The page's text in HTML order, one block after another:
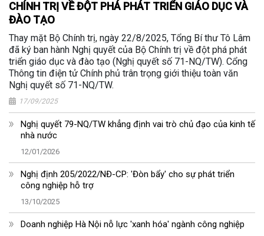
CHÍNH TRỊ VỀ ĐỘT PHÁ PHÁT TRIỂN GIÁO DỤC VÀ
ĐÀO TẠO
Thay mặt Bộ Chính trị, ngày 22/8/2025, Tổng Bí thư Tô Lâm
đã ký ban hành Nghị quyết của Bộ Chính trị về đột phá phát
triển giáo dục và đào tạo (Nghị quyết số 71-NQ/TW). Cổng
Thông tin điện tử Chính phủ trân trọng giới thiệu toàn văn
Nghị quyết số 71-NQ/TW.
17/09/2025
Nghị quyết 79-NQ/TW khẳng định vai trò chủ đạo của kinh tế
nhà nước
12/01/2026
Nghị định 205/2022/NĐ-CP: 'Đòn bẩy' cho sự phát triển
công nghiệp hỗ trợ
13/10/2025
Doanh nghiệp Hà Nội nỗ lực 'xanh hóa' ngành công nghiệp